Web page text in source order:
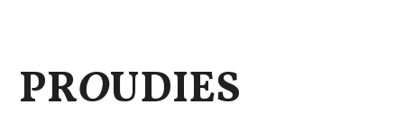
PROUDIES